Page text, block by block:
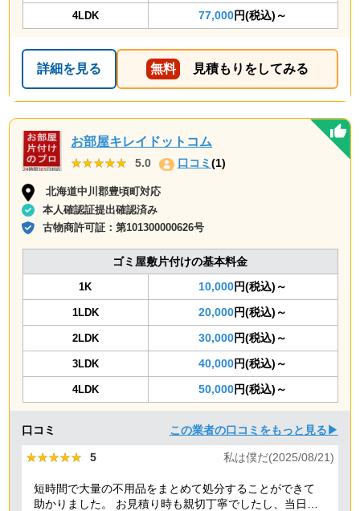
4LDK 77,000円(税込)～
詳細を見る 無料 見積もりをしてみる
お部屋キレイドットコム
★★★★★
★★★★★ 5.0 口コミ(1)
北海道中川郡豊頃町対応
本人確認証提出確認済み
古物商許可証：第101300000626号
ゴミ屋敷片付けの基本料金
1K 10,000円(税込)～
1LDK 20,000円(税込)～
2LDK 30,000円(税込)～
3LDK 40,000円(税込)～
4LDK 50,000円(税込)～
口コミ この業者の口コミをもっと見る▶
★★★★★
★★★★★ 5 私は僕だ(2025/08/21)
短時間で大量の不用品をまとめて処分することができて
助かりました。 お見積り時も親切丁寧でしたし、当日作